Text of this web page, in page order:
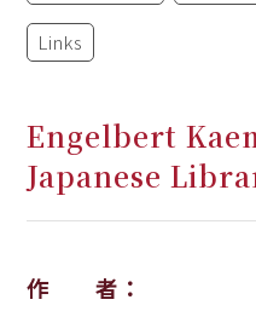
Links
Engelbert
Japanese
作 者：